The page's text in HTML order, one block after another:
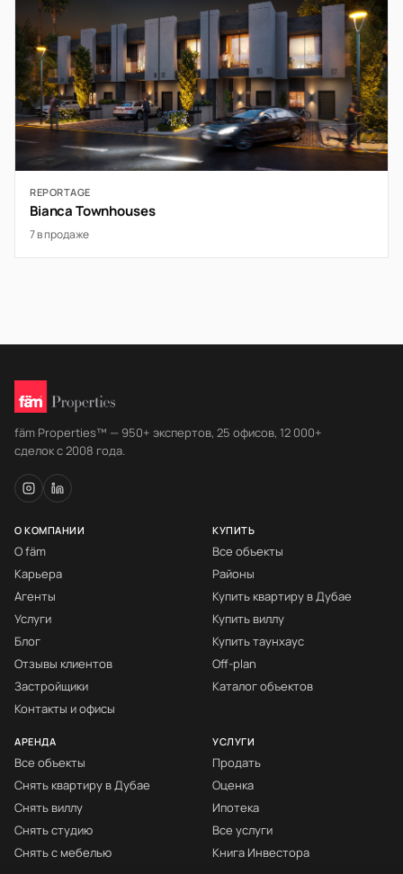
REPORTAGE
Bianca Townhouses
7 в продаже
fäm Properties™ — 950+ экспертов, 25 офисов, 12 000+
сделок с 2008 года.
О КОМПАНИИ
О fäm
Карьера
Агенты
Услуги
Блог
Отзывы клиентов
Застройщики
Контакты и офисы
КУПИТЬ
Все объекты
Районы
Купить квартиру в Дубае
Купить виллу
Купить таунхаус
Off-plan
Каталог объектов
АРЕНДА
Все объекты
Снять квартиру в Дубае
Снять виллу
Снять студию
Снять с мебелью
УСЛУГИ
Продать
Оценка
Ипотека
Все услуги
Книга Инвестора